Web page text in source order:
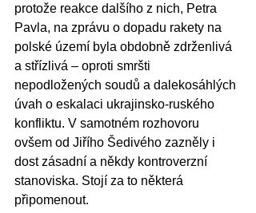
protože reakce dalšího z nich, Petra
Pavla, na zprávu o dopadu rakety na
polské území byla obdobně zdrženlivá
a střízlivá – oproti smršti
nepodložených soudů a dalekosáhlých
úvah o eskalaci ukrajinsko-ruského
konfliktu. V samotném rozhovoru
ovšem od Jiřího Šedivého zazněly i
dost zásadní a někdy kontroverzní
stanoviska. Stojí za to některá
připomenout.